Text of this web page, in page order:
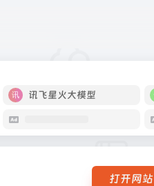
讯飞星火大模型
打开网站